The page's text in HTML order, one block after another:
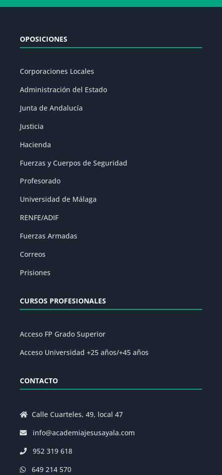
OPOSICIONES
Corporaciones Locales
Administración del Estado
Junta de Andalucía
Justicia
Hacienda
Fuerzas y Cuerpos de Seguridad
Profesorado
Universidad de Málaga
RENFE/ADIF
Fuerzas Armadas
Correos
Prisiones
CURSOS PROFESIONALES
Acceso FP Grado Superior
Acceso Universidad +25 años/+45 años
CONTACTO
Calle Cuarteles, 49, local 47
info@academiajesusayala.com
952 319 618
649 214 570